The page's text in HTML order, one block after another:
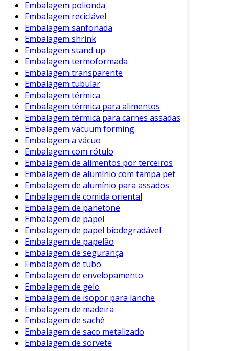
especialmente para aqueles que buscam
otimizar a conservação e a apresentação de
seus produtos.
Embalagem polionda
Embalagem reciclável
Embalagem sanfonada
Embalagem shrink
Embalagem stand up
Embalagem termoformada
Embalagem transparente
Embalagem tubular
Embalagem térmica
Embalagem térmica para alimentos
Embalagem térmica para carnes assadas
Embalagem vacuum forming
Embalagem a vácuo
Embalagem com rótulo
Embalagem de alimentos por terceiros
Embalagem de alumínio com tampa pet
Embalagem de alumínio para assados
Embalagem de comida oriental
Embalagem de panetone
Embalagem de papel
Embalagem de papel biodegradável
Embalagem de papelão
Embalagem de segurança
Embalagem de tubo
Embalagem de envelopamento
Embalagem de gelo
Embalagem de isopor para lanche
Embalagem de madeira
Embalagem de sachê
Embalagem de saco metalizado
Embalagem de sorvete